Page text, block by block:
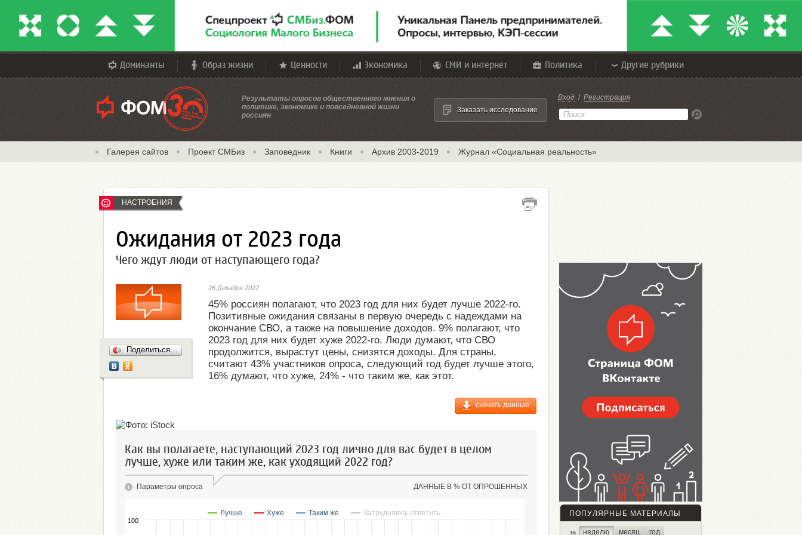
Доминанты Образ жизни Ценности Экономика СМИ и интернет Политика Другие рубрики
Результаты опросов общественного мнения о
политике, экономике и повседневной жизни
россиян
Вход / Регистрация
Галерея сайтов Проект СМБиз Заповедник Книги Архив 2003-2019 Журнал «Социальная реальность»
Заказать исследование
НАСТРОЕНИЯ
Ожидания от 2023 года
Чего ждут люди от наступающего года?
26 Декабря 2022
45% россиян полагают, что 2023 год для них будет лучше 2022-го.
Позитивные ожидания связаны в первую очередь с надеждами на
окончание СВО, а также на повышение доходов. 9% полагают, что
2023 год для них будет хуже 2022-го. Люди думают, что СВО
продолжится, вырастут цены, снизятся доходы. Для страны,
считают 43% участников опроса, следующий год будет лучше этого,
16% думают, что хуже, 24% - что таким же, как этот.
скачать данные
Как вы полагаете, наступающий 2023 год лично для вас будет в целом
лучше, хуже или таким же, как уходящий 2022 год?
ДАННЫЕ В % ОТ ОПРОШЕННЫХ
Параметры опроса
Лучше Хуже Таким же Затрудняюсь ответить
100
Поделиться…
ПОПУЛЯРНЫЕ МАТЕРИАЛЫ
за неделю месяц год